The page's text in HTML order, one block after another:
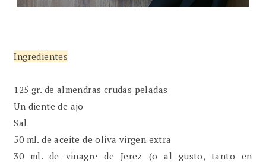
Ingredientes
125 gr. de almendras crudas peladas
Un diente de ajo
Sal
50 ml. de aceite de oliva virgen extra
30 ml. de vinagre de Jerez (o al gusto, tanto en